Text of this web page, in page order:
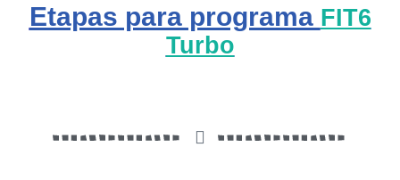
Etapas para programa FIT6
Turbo